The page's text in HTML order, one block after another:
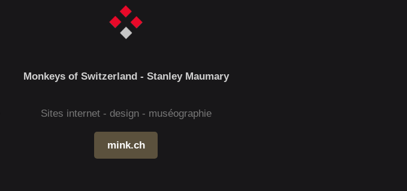
Monkeys of Switzerland - Stanley Maumary
Sites internet - design - muséographie
mink.ch